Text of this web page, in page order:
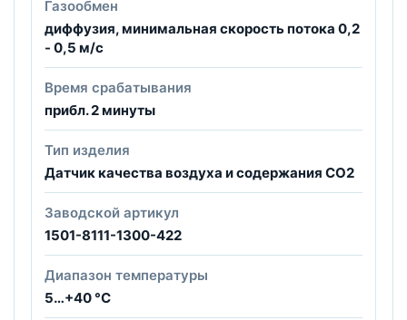
Газообмен
диффузия, минимальная скорость потока 0,2
- 0,5 м/с
Время срабатывания
прибл. 2 минуты
Тип изделия
Датчик качества воздуха и содержания CO2
Заводской артикул
1501-8111-1300-422
Диапазон температуры
5…+40 °C